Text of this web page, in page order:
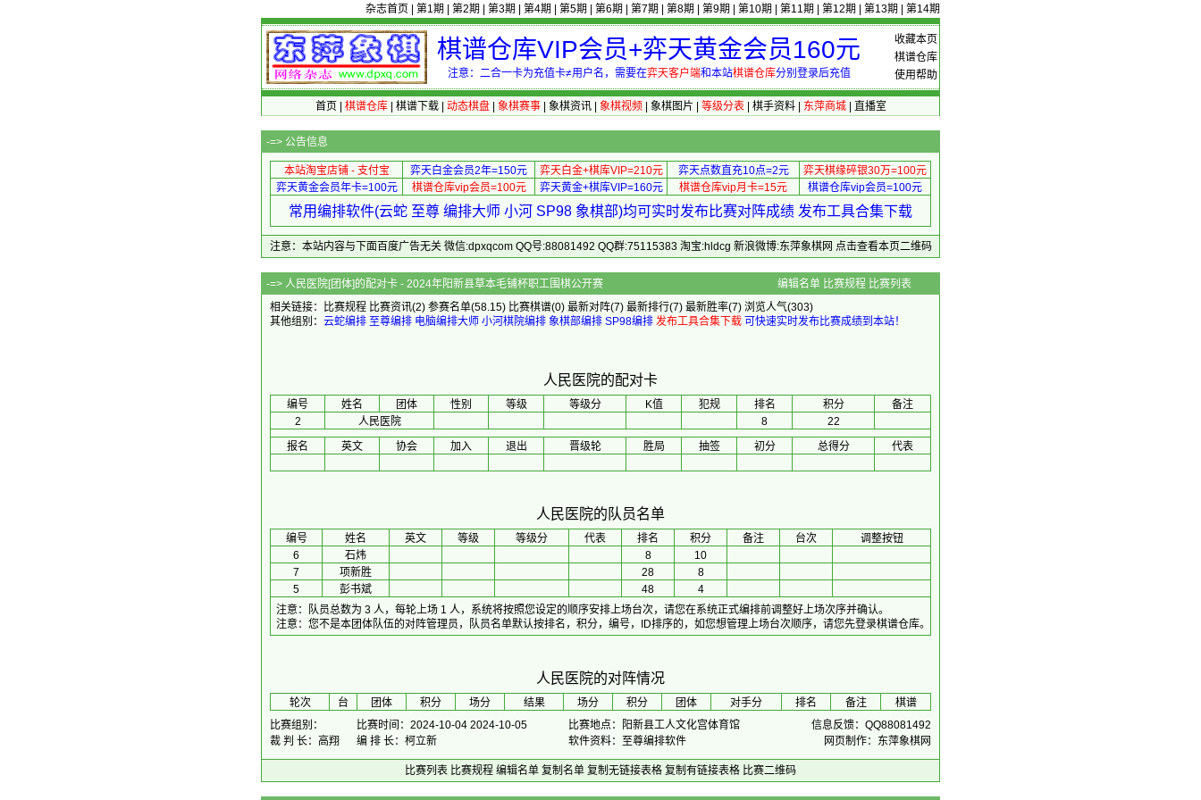
杂志首页 第1期 第2期 第3期 第4期 第5期 第6期 第7期 第8期 第9期 第10期 第11期 第12期 第13期 第14期
收藏本页
棋谱仓库
使用帮助
棋谱仓库VIP会员+弈天黄金会员160元
注意：二合一卡为充值卡≠用户名，需要在弈天客户端和本站棋谱仓库分别登录后充值
首页 棋谱仓库| 棋谱下载| 动态棋盘| 象棋赛事| 象棋资讯| 象棋视频 象棋图片 等级分表| 棋手资料| 东萍商城| 直播室
-=> 公告信息
本站淘宝店铺 - 支付宝 弈天白金会员2年=150元 弈天白金+棋库VIP=210元 弈天点数直充10点=2元
弈天棋缘碎银30万=100元
弈天黄金会员年卡=100元
棋谱仓库vip会员=100元 弈天黄金+棋库VIP=160元 棋谱仓库vip月卡=15元 棋谱仓库vip会员=100元
常用编排软件(云蛇 至尊 编排大师 小河 SP98 象棋部)均可实时发布比赛对阵成绩 发布工具合集下载
注意：本站内容与下面百度广告无关 微信:dpxqcom QQ号:88081492 QQ群:75115383 淘宝:hldcg 新浪微博:东萍象棋网 点击查看本页二维码
-=> 人民医院[团体]的配对卡 - 2024年阳新县草本毛铺杯职工围棋公开赛 编辑名单 比赛规程 比赛列表
相关链接：
比赛规程 比赛资讯(2) 参赛名单(58.15) 比赛棋谱(0) 最新对阵(7) 最新排行(7) 最新胜率(7) 浏览人气(303)
其他组别： 云蛇编排 至尊编排 电脑编排大师 小河棋院编排 象棋部编排 SP98编排 发布工具合集下载 可快速实时发布比赛成绩到本站！
人民医院的配对卡
编号 姓名 团体 性别 等级 等级分 K值 犯规 排名 积分
备注
2
人民医院 8
22
报名
英文 协会 加入 退出 晋级轮 胜局 抽签 初分 总得分 代表
人民医院的队员名单
编号 姓名 英文 等级 等级分 代表 排名 积分 备注 台次
调整按钮
6
石炜 8
10
7
项新胜 28
8
5
彭书斌 48
4
注意：队员总数为 3 人，每轮上场 1 人，系统将按照您设定的顺序安排上场台次，请您在系统正式编排前调整好上场次序并确认。
注意：您不是本团体队伍的对阵管理员，队员名单默认按排名，积分，编号，ID排序的，如您想管理上场台次顺序，请您先登录棋谱仓库。
人民医院的对阵情况
轮次 台 团体 积分 场分 结果 场分 积分 团体 对手分 排名 备注
棋谱
比赛组别：
比赛时间：2024-10-04 2024-10-05 比赛地点：阳新县工人文化宫体育馆
信息反馈：QQ88081492
裁 判 长：高翔
编 排 长：柯立新 软件资料：至尊编排软件 网页制作：东萍象棋网
比赛列表 比赛规程 编辑名单 复制名单 复制无链接表格 复制有链接表格 比赛二维码